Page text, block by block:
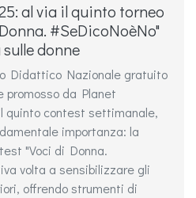
al via il quinto torneo
#SeDicoNoèNo"
donne
Didattico Nazionale gratuito
promosso da Planet
quinto contest settimanale,
importanza: la
"Voci di Donna.
volta a sensibilizzare gli
offrendo strumenti di